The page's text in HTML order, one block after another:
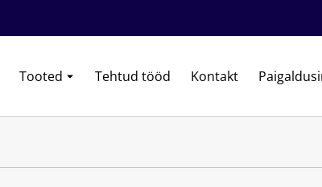
Tooted Tehtud tööd Kontakt